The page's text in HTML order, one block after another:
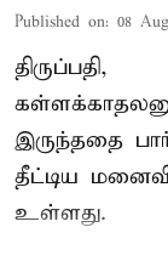
Published on: 08
திருப்பதி,
இருந்ததை
தீட்டிய
உள்ளது.